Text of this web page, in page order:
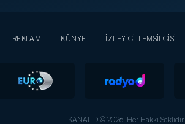
REKLAM KÜNYE İZLEYİCİ TEMSİLCİSİ
KANAL D © 2026. Her Hakkı Saklıdır.